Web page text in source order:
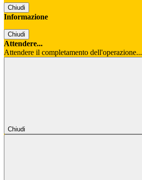
Chiudi
Informazione
Chiudi
Attendere...
Attendere il completamento dell'operazione...
Chiudi